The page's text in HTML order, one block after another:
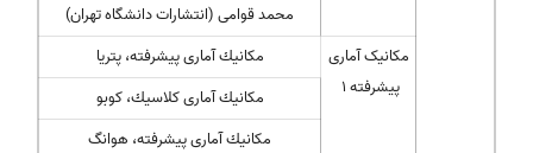
محمد قوامی (انتشارات دانشگاه تهران)
مكانیک آماری
پیشرفته 1
مكانیك آماری پیشرفته، پتریا
مكانیك آماری كلاسیك، كوبو
مكانیك آماری پیشرفته، هوانگ